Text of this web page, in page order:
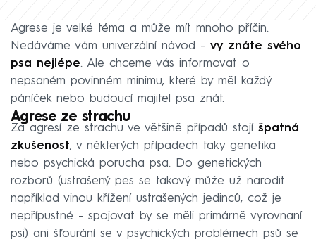
Agrese je velké téma a může mít mnoho příčin.
Nedáváme vám univerzální návod - vy znáte svého
psa nejlépe. Ale chceme vás informovat o
nepsaném povinném minimu, které by měl každý
páníček nebo budoucí majitel psa znát.
Agrese ze strachu
Za agresí ze strachu ve většině případů stojí špatná
zkušenost, v některých případech taky genetika
nebo psychická porucha psa. Do genetických
rozborů (ustrašený pes se takový může už narodit
například vinou křížení ustrašených jedinců, což je
nepřípustné - spojovat by se měli primárně vyrovnaní
psi) ani šťourání se v psychických problémech psů se